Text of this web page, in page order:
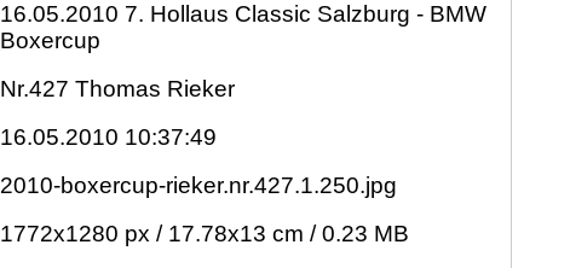
16.05.2010 7. Hollaus Classic Salzburg - BMW
Boxercup
Nr.427 Thomas Rieker
16.05.2010 10:37:49
2010-boxercup-rieker.nr.427.1.250.jpg
1772x1280 px / 17.78x13 cm / 0.23 MB